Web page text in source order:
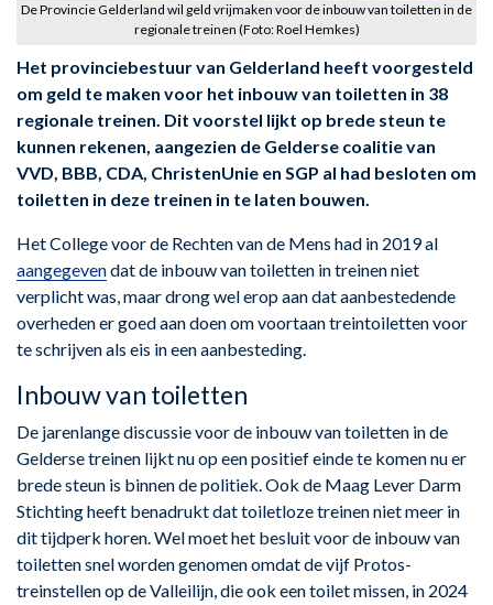
De Provincie Gelderland wil geld vrijmaken voor de inbouw van toiletten in de
regionale treinen (Foto: Roel Hemkes)
Het provinciebestuur van Gelderland heeft voorgesteld
om geld te maken voor het inbouw van toiletten in 38
regionale treinen. Dit voorstel lijkt op brede steun te
kunnen rekenen, aangezien de Gelderse coalitie van
VVD, BBB, CDA, ChristenUnie en SGP al had besloten om
toiletten in deze treinen in te laten bouwen.
Het College voor de Rechten van de Mens had in 2019 al
aangegevendat de inbouw van toiletten in treinen niet
verplicht was, maar drong wel erop aan dat aanbestedende
overheden er goed aan doen om voortaan treintoiletten voor
te schrijven als eis in een aanbesteding.
Inbouw van toiletten
De jarenlange discussie voor de inbouw van toiletten in de
Gelderse treinen lijkt nu op een positief einde te komen nu er
brede steun is binnen de politiek. Ook de Maag Lever Darm
Stichting heeft benadrukt dat toiletloze treinen niet meer in
dit tijdperk horen. Wel moet het besluit voor de inbouw van
toiletten snel worden genomen omdat de vijf Protos-
treinstellen op de Valleilijn, die ook een toilet missen, in 2024